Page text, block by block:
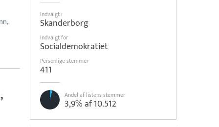
Indvalgt i
Skanderborg
Indvalgt for
Socialdemokratiet
Personlige stemmer
411
Andel af listens stemmer
3,9% af 10.512